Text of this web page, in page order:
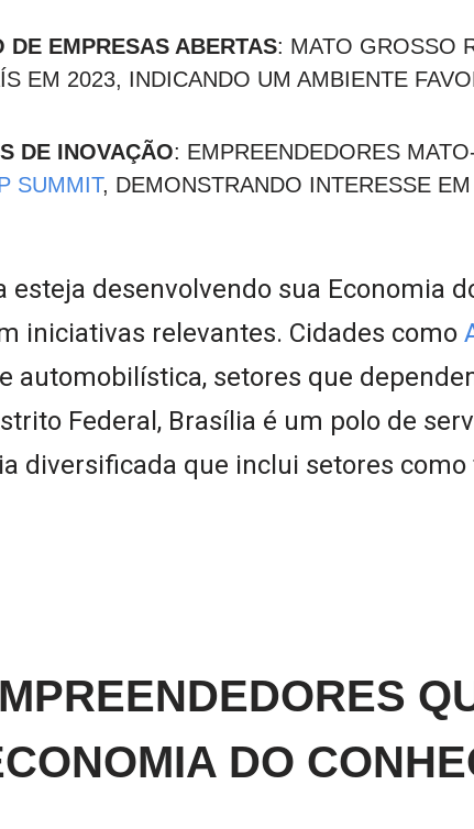
DE EMPRESAS ABERTAS: MATO GROSSO
EM 2023, INDICANDO UM AMBIENTE
DE INOVAÇÃO: EMPREENDEDORES
SUMMIT, DEMONSTRANDO INTERESSE
esteja desenvolvendo sua Economia
iniciativas relevantes. Cidades como
automobilística, setores que
Federal, Brasília é um polo de
diversificada que inclui setores
DO